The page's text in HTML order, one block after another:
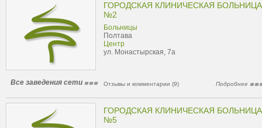
ГОРОДСКАЯ КЛИНИЧЕСКАЯ БОЛЬНИЦА
№2
Больницы
Полтава
Центр
ул. Монастырская, 7а
Все заведения сети Отзывы и комментарии (9) Подробнее
ГОРОДСКАЯ КЛИНИЧЕСКАЯ БОЛЬНИЦА
№5